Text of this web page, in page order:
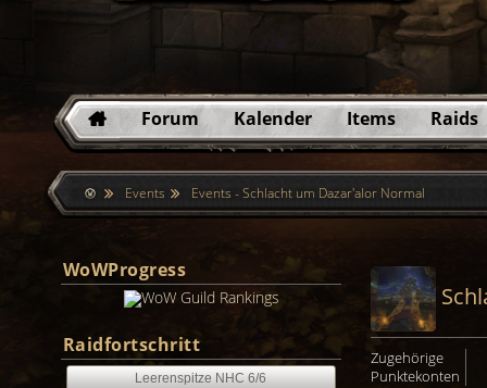
Forum Kalender Items Raids
Events Events - Schlacht um Dazar'alor Normal
WoWProgress
Raidfortschritt
Leerenspitze NHC 6/6
Zugehörige
Punktekonten